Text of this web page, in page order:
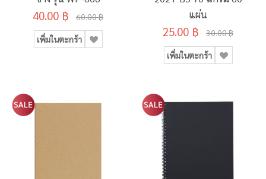
40.00 ฿ 60.00 ฿
เพิ่มในตะกร้า
แผ่น
25.00 ฿ 30.00 ฿
เพิ่มในตะกร้า